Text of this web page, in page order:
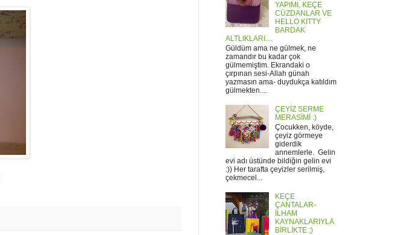
YAPIMI, KEÇE
CÜZDANLAR VE
HELLO KITTY
BARDAK
ALTLIKLARI....
Güldüm ama ne gülmek, ne
zamandır bu kadar çok
gülmemiştim. Ekrandaki o
çırpınan sesi-Allah günah
yazmasın ama- duydukça katıldım
gülmekten....
ÇEYİZ SERME
MERASİMİ :)
Çocukken, köyde,
çeyiz görmeye
giderdik
annemlerle. Gelin
evi adı üstünde bildiğin gelin evi
:)) Her tarafta çeyizler serilmiş,
çekmecel...
KEÇE
ÇANTALAR-
İLHAM
KAYNAKLARIYLA
BİRLİKTE ;)